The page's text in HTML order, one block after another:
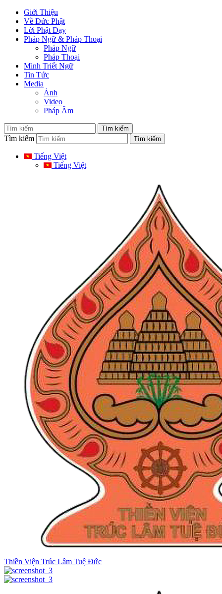
Giới Thiệu
Về Đức Phật
Lời Phật Dạy
Pháp Ngữ & Pháp Thoại
Pháp Ngữ
Pháp Thoại
Minh Triết Ngữ
Tin Tức
Media
Ảnh
Video
Pháp Âm
Tìm kiếm
Tiếng Việt
Tiếng Việt
Thiền Viện Trúc Lâm Tuệ Đức